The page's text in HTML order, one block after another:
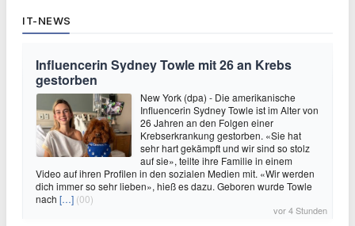
IT-NEWS
Influencerin Sydney Towle mit 26 an Krebs
gestorben
New York (dpa) - Die amerikanische
Influencerin Sydney Towle ist im Alter von
26 Jahren an den Folgen einer
Krebserkrankung gestorben. «Sie hat
sehr hart gekämpft und wir sind so stolz
auf sie», teilte ihre Familie in einem
Video auf ihren Profilen in den sozialen Medien mit. «Wir werden
dich immer so sehr lieben», hieß es dazu. Geboren wurde Towle
nach […] (00)
vor 4 Stunden